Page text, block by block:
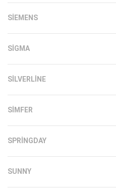
SIEMENS
SIGMA
SILVERLINE
SIMFER
SPRINGDAY
SUNNY